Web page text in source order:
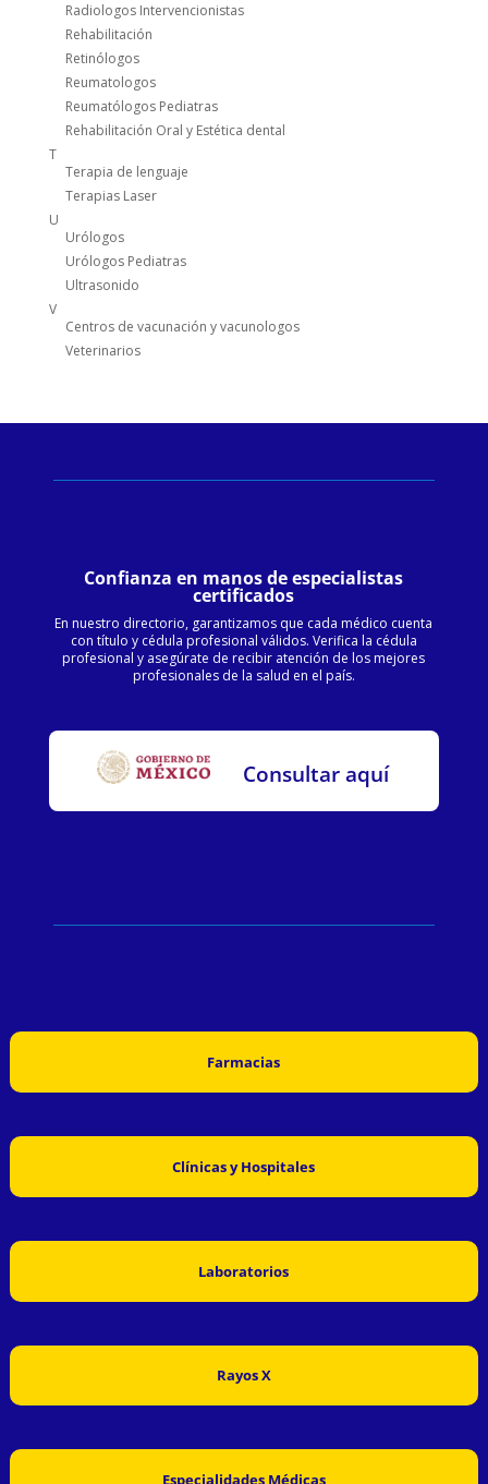
Radiologos Intervencionistas
Rehabilitación
Retinólogos
Reumatologos
Reumatólogos Pediatras
Rehabilitación Oral y Estética dental
T
Terapia de lenguaje
Terapias Laser
U
Urólogos
Urólogos Pediatras
Ultrasonido
V
Centros de vacunación y vacunologos
Veterinarios
Confianza en manos de especialistas
certificados
En nuestro directorio, garantizamos que cada médico cuenta
con título y cédula profesional válidos. Verifica la cédula
profesional y asegúrate de recibir atención de los mejores
profesionales de la salud en el país.
Consultar aquí
Farmacias
Clínicas y Hospitales
Laboratorios
Rayos X
Especialidades Médicas